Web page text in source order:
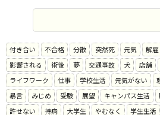
付き合い 不合格 分散 突然死 元気 解雇
影響される
術後 夢 交通事故 犬 店舗
ライフワーク
仕事 学校生活 元気がない
暴言
みじめ 受験 展望 キャンパス生活
許せない
持病 大学生 やむなく 学生生活